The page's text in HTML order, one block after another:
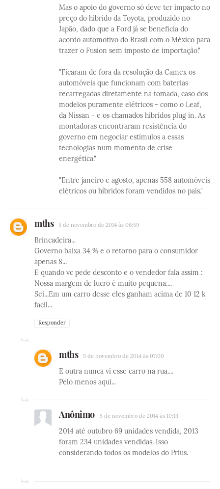
Mas o apoio do governo só deve ter impacto no
preço do híbrido da Toyota, produzido no
Japão, dado que a Ford já se beneficia do
acordo automotivo do Brasil com o México para
trazer o Fusion sem imposto de importação."
"Ficaram de fora da resolução da Camex os
automóveis que funcionam com baterias
recarregadas diretamente na tomada, caso dos
modelos puramente elétricos - como o Leaf,
da Nissan - e os chamados híbridos plug in. As
montadoras encontraram resistência do
governo em negociar estímulos a essas
tecnologias num momento de crise
energética."
"Entre janeiro e agosto, apenas 558 automóveis
elétricos ou híbridos foram vendidos no país."
mths 5 de novembro de 2014 às 06:59
Brincadeira...
Governo baixa 34 % e o retorno para o consumidor
apenas 8...
E quando vc pede desconto e o vendedor fala assim :
Nossa margem de lucro é muito pequena....
Sei...Em um carro desse eles ganham acima de 10 12 k
facil...
Responder
mths 5 de novembro de 2014 às 07:00
E outra nunca vi esse carro na rua....
Pelo menos aqui...
Anônimo 5 de novembro de 2014 às 10:13
2014 até outubro 69 unidades vendida, 2013
foram 234 unidades vendidas. Isso
considerando todos os modelos do Prius.